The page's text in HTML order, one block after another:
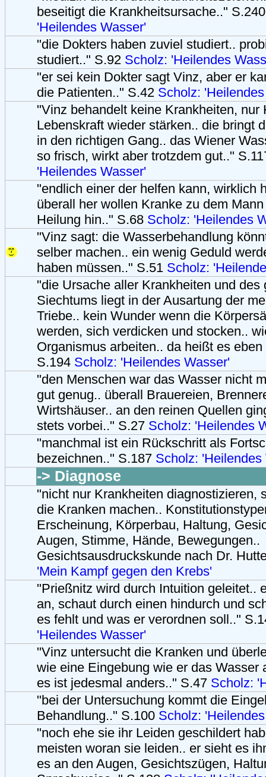
beseitigt die Krankheitsursache.."
'Heilendes Wasser'
"die Dokters haben zuviel studiert..
studiert.." S.92 Scholz: 'Heilendes
"er sei kein Dokter sagt Vinz, aber er
die Patienten.." S.42 Scholz:
"Vinz behandelt keine Krankheiten, nur
Lebenskraft wieder stärken.. die bringt
in den richtigen Gang.. das Wiener
so frisch, wirkt aber trotzdem gut.."
'Heilendes Wasser'
"endlich einer der helfen kann, wirklich
überall her wollen Kranke zu dem
Heilung hin.." S.68 Scholz: 'Heilendes
"Vinz sagt: die Wasserbehandlung
selber machen.. ein wenig Geduld
haben müssen.." S.51 Scholz:
"die Ursache aller Krankheiten und des
Siechtums liegt in der Ausartung der
Triebe.. kein Wunder wenn die
werden, sich verdicken und stocken..
Organismus arbeiten.. da heißt es
S.194 Scholz: 'Heilendes Wasser'
"den Menschen war das Wasser nicht
gut genug.. überall Brauereien,
Wirtshäuser.. an den reinen Quellen
stets vorbei.." S.27 Scholz: 'Heilendes
"manchmal ist ein Rückschritt als
bezeichnen.." S.187 Scholz: 'Heilendes
-> Diagnose
"nicht nur Krankheiten diagnostizieren,
die Kranken machen..
Erscheinung, Körperbau, Haltung,
Augen, Stimme, Hände, Bewegungen..
Gesichtsausdruckskunde nach Dr.
'Mein Kampf gegen den Krebs'
"Prießnitz wird durch Intuition geleitet..
an, schaut durch einen hindurch und
es fehlt und was er verordnen soll.."
'Heilendes Wasser'
"Vinz untersucht die Kranken und
wie eine Eingebung wie er das Wasser
es ist jedesmal anders.." S.47 Scholz:
"bei der Untersuchung kommt die
Behandlung.." S.100 Scholz:
"noch ehe sie ihr Leiden geschildert
meisten woran sie leiden.. er sieht es
es an den Augen, Gesichtszügen,